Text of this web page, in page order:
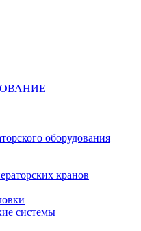
оборудования
кранов
системы